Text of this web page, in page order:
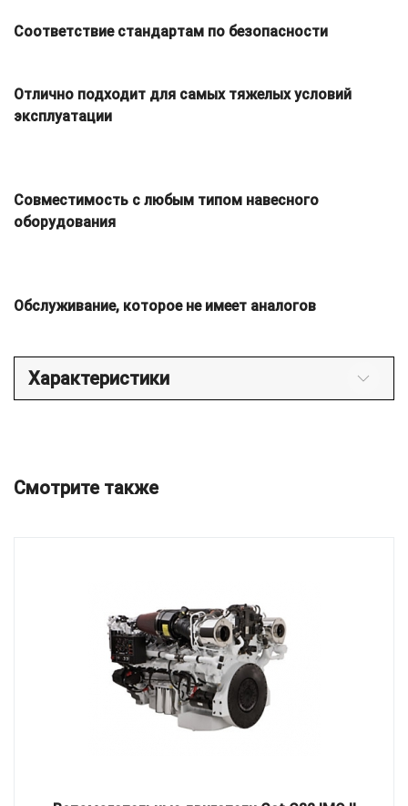
Соответствие стандартам по безопасности
Отлично подходит для самых тяжелых условий
эксплуатации
Совместимость с любым типом навесного
оборудования
Обслуживание, которое не имеет аналогов
Характеристики
Смотрите также